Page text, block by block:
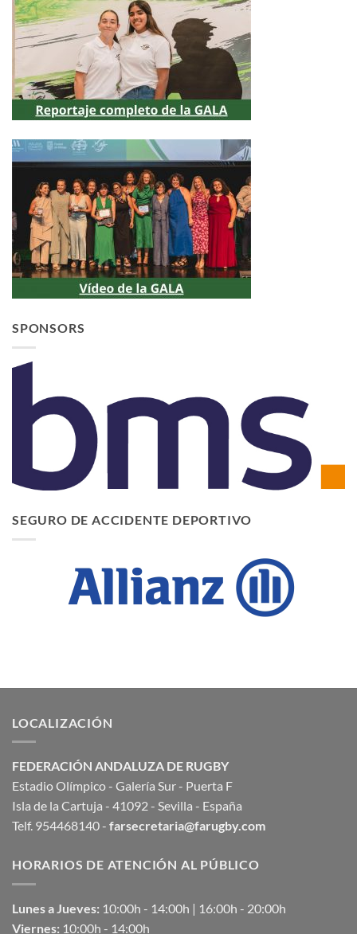
SPONSORS
SEGURO DE ACCIDENTE DEPORTIVO
LOCALIZACIÓN
FEDERACIÓN ANDALUZA DE RUGBY
Estadio Olímpico - Galería Sur - Puerta F
Isla de la Cartuja - 41092 - Sevilla - España
Telf. 954468140 - farsecretaria@farugby.com
HORARIOS DE ATENCIÓN AL PÚBLICO
Lunes a Jueves: 10:00h - 14:00h | 16:00h - 20:00h
Viernes: 10:00h - 14:00h